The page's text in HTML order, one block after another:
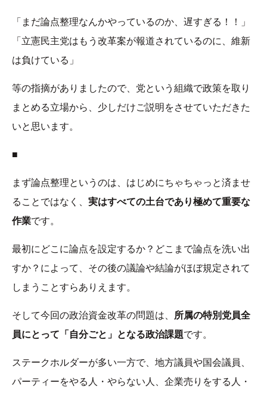
「まだ論点整理なんかやっているのか、遅すぎる！！」
「立憲民主党はもう改革案が報道されているのに、維新
は負けている」
等の指摘がありましたので、党という組織で政策を取り
まとめる立場から、少しだけご説明をさせていただきた
いと思います。
■
まず論点整理というのは、はじめにちゃちゃっと済ませ
ることではなく、 実はすべての土台であり極めて重要な
作業です。
最初にどこに論点を設定するか？どこまで論点を洗い出
すか？によって、その後の議論や結論がほぼ規定されて
しまうことすらありえます。
そして今回の政治資金改革の問題は、
所属の特別党員全
員にとって「自分ごと」となる政治課題です。
ステークホルダーが多い一方で、地方議員や国会議員、
パーティーをやる人・やらない人、企業売りをする人・